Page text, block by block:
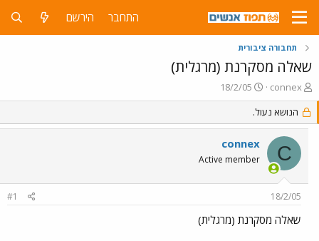
התחבר הירשם
תחבורה ציבורית
שאלה מסקרנת (מרגלית)
פ
ו
ת
ח
נ
connex
פ
ו
ס
ב
ת
ך
18/2/05
הנושא נעול.
C
connex
Active member
18/2/05
#1
שאלה מסקרנת (מרגלית)